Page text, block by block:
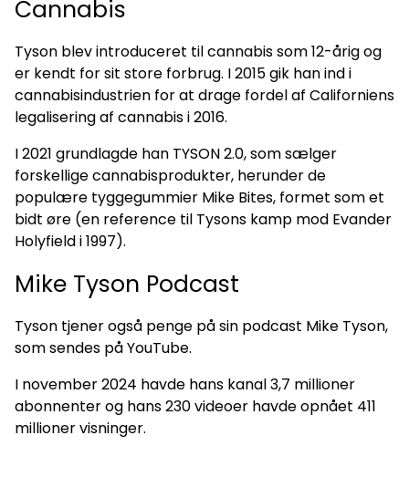
Cannabis
Tyson blev introduceret til cannabis som 12-årig og
er kendt for sit store forbrug. I 2015 gik han ind i
cannabisindustrien for at drage fordel af Californiens
legalisering af cannabis i 2016.
I 2021 grundlagde han TYSON 2.0, som sælger
forskellige cannabisprodukter, herunder de
populære tyggegummier Mike Bites, formet som et
bidt øre (en reference til Tysons kamp mod Evander
Holyfield i 1997).
Mike Tyson Podcast
Tyson tjener også penge på sin podcast Mike Tyson,
som sendes på YouTube.
I november 2024 havde hans kanal 3,7 millioner
abonnenter og hans 230 videoer havde opnået 411
millioner visninger.